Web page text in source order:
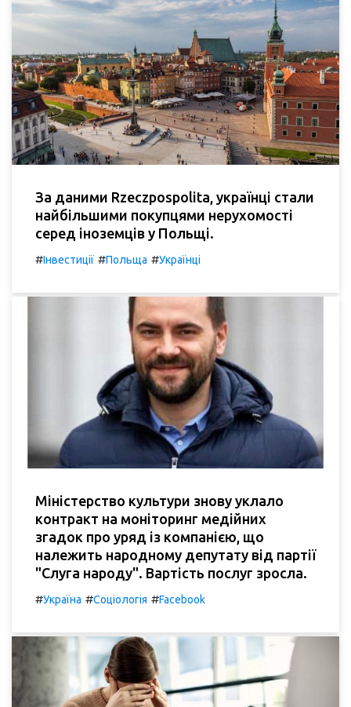
За даними Rzeczpospolita, українці стали
найбільшими покупцями нерухомості
серед іноземців у Польщі.
#Інвестиції #Польща #Українці
Міністерство культури знову уклало
контракт на моніторинг медійних
згадок про уряд із компанією, що
належить народному депутату від партії
"Слуга народу". Вартість послуг зросла.
#Україна #Соціологія #Facebook